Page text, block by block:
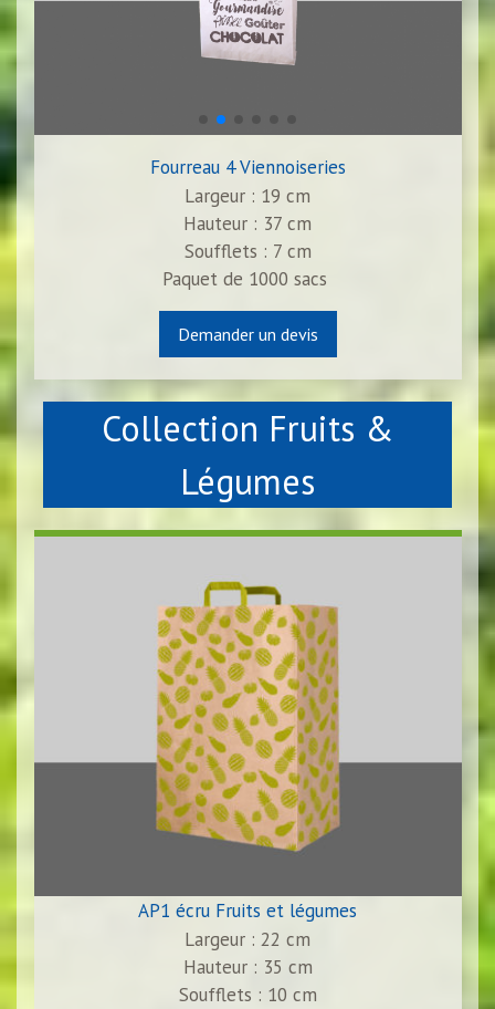
Fourreau 4 Viennoiseries
Largeur : 19 cm
Hauteur : 37 cm
Soufflets : 7 cm
Paquet de 1000 sacs
Demander un devis
Collection Fruits &
Légumes
AP1 écru Fruits et légumes
Largeur : 22 cm
Hauteur : 35 cm
Soufflets : 10 cm